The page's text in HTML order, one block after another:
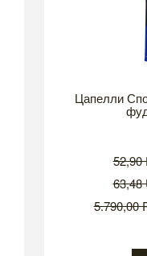
Цапелли
5.790,00